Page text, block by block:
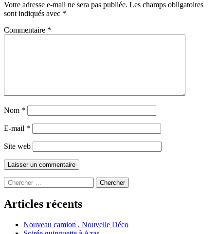
Votre adresse e-mail ne sera pas publiée. Les champs obligatoires
sont indiqués avec *
Commentaire *
Nom *
E-mail *
Site web
Chercher
pour
Articles récents
Nouveau camion , Nouvelle Déco